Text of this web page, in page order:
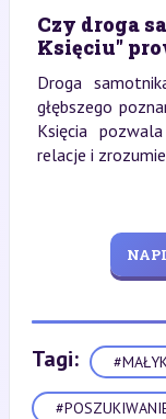
Czy droga
Księciu"
Droga
głębszego
Księcia
relacje i
Tagi: